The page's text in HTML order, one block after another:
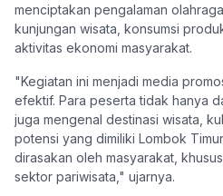
menciptakan pengalaman
kunjungan wisata, konsumsi
aktivitas ekonomi masyarakat.
"Kegiatan ini menjadi media
efektif. Para peserta tidak hanya
juga mengenal destinasi wisata,
potensi yang dimiliki Lombok
dirasakan oleh masyarakat,
sektor pariwisata," ujarnya.